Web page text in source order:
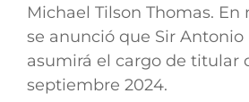
Michael Tilson Thomas. En
se anunció que Sir Antonio
asumirá el cargo de titular
septiembre 2024.